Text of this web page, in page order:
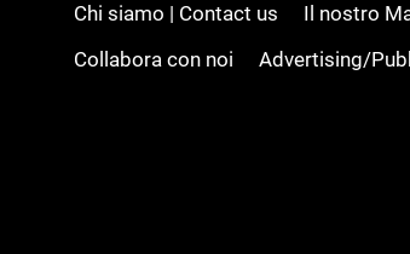
Chi siamo | Contact us Il nostro
Collabora con noi
Advertising/